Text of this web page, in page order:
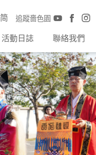
追蹤嗇色園
简
活動日誌 聯絡我們